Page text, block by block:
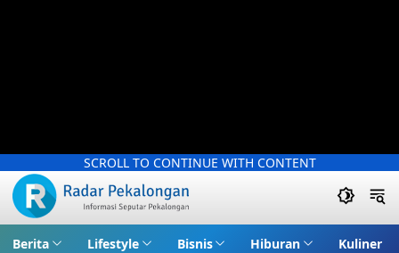
SCROLL TO CONTINUE WITH CONTENT
Berita Lifestyle Bisnis Hiburan Kuliner